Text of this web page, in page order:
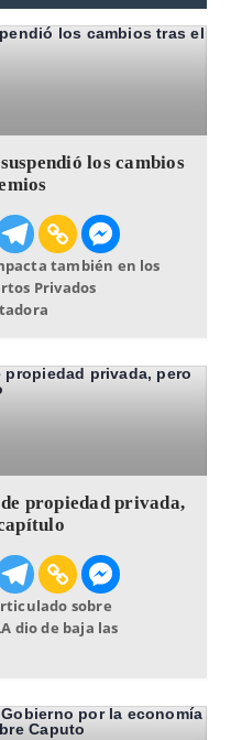
los cambios
también en los
Privados
propiedad privada,
sobre
dio de baja las